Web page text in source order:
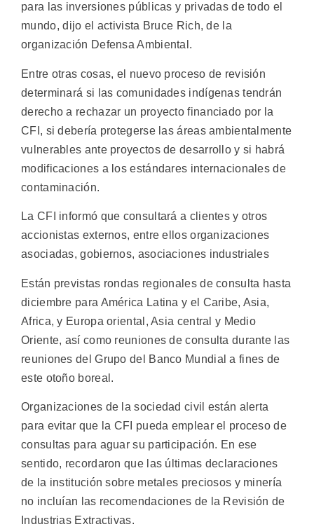
para las inversiones públicas y privadas de todo el
mundo, dijo el activista Bruce Rich, de la
organización Defensa Ambiental.
Entre otras cosas, el nuevo proceso de revisión
determinará si las comunidades indígenas tendrán
derecho a rechazar un proyecto financiado por la
CFI, si debería protegerse las áreas ambientalmente
vulnerables ante proyectos de desarrollo y si habrá
modificaciones a los estándares internacionales de
contaminación.
La CFI informó que consultará a clientes y otros
accionistas externos, entre ellos organizaciones
asociadas, gobiernos, asociaciones industriales
Están previstas rondas regionales de consulta hasta
diciembre para América Latina y el Caribe, Asia,
Africa, y Europa oriental, Asia central y Medio
Oriente, así como reuniones de consulta durante las
reuniones del Grupo del Banco Mundial a fines de
este otoño boreal.
Organizaciones de la sociedad civil están alerta
para evitar que la CFI pueda emplear el proceso de
consultas para aguar su participación. En ese
sentido, recordaron que las últimas declaraciones
de la institución sobre metales preciosos y minería
no incluían las recomendaciones de la Revisión de
Industrias Extractivas.